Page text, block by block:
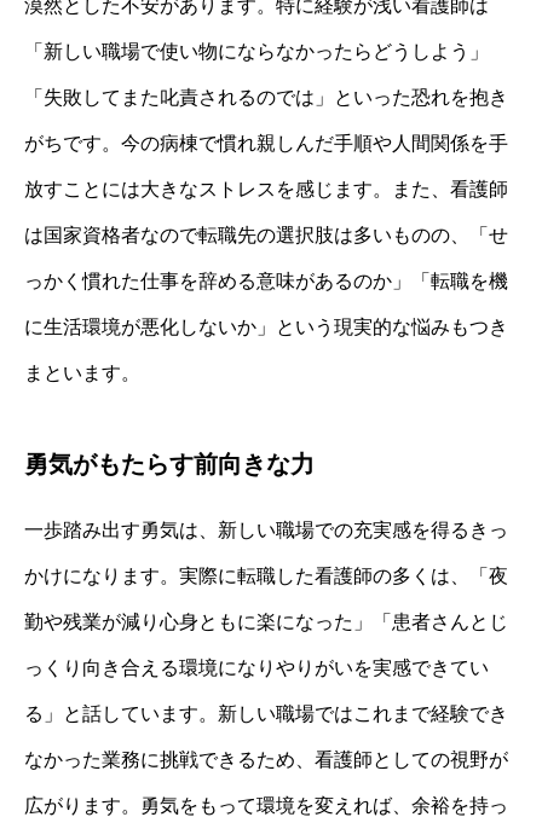
漠然とした不安があります。特に経験が浅い看護師は
「新しい職場で使い物にならなかったらどうしよう」
「失敗してまた叱責されるのでは」といった恐れを抱き
がちです。今の病棟で慣れ親しんだ手順や人間関係を手
放すことには大きなストレスを感じます。また、看護師
は国家資格者なので転職先の選択肢は多いものの、「せ
っかく慣れた仕事を辞める意味があるのか」「転職を機
に生活環境が悪化しないか」という現実的な悩みもつき
まといます。
勇気がもたらす前向きな力
一歩踏み出す勇気は、新しい職場での充実感を得るきっ
かけになります。実際に転職した看護師の多くは、「夜
勤や残業が減り心身ともに楽になった」「患者さんとじ
っくり向き合える環境になりやりがいを実感できてい
る」と話しています。新しい職場ではこれまで経験でき
なかった業務に挑戦できるため、看護師としての視野が
広がります。勇気をもって環境を変えれば、余裕を持っ